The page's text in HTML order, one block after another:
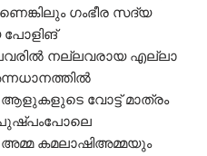
ഗംഭീര സദ്യ
നല്ലവരായ എല്ലാ
വോട്ട് മാത്രം
പുഷ്പംപോലെ
അമ്മ കമലാഷിഅമ്മയും